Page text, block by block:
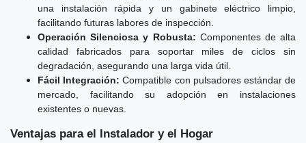
una instalación rápida y un gabinete eléctrico limpio,
facilitando futuras labores de inspección.
Operación Silenciosa y Robusta: Componentes de alta
calidad fabricados para soportar miles de ciclos sin
degradación, asegurando una larga vida útil.
Fácil Integración: Compatible con pulsadores estándar de
mercado, facilitando su adopción en instalaciones
existentes o nuevas.
Ventajas para el Instalador y el Hogar